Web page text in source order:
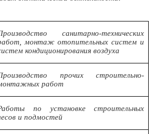
санитарно-технических
монтаж отопительных систем и
кондиционирования воздуха
прочих строительно-
работ
по установке строительных
и подмостей